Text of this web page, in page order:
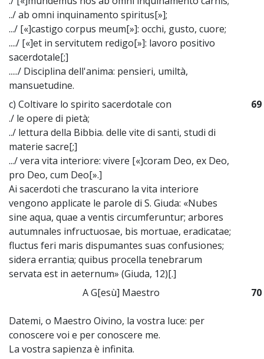
../ ab omni inquinamento spiritus[»];
.../ [«]castigo corpus meum[»]: occhi, gusto, cuore;
..../ [«]et in servitutem redigo[»]: lavoro positivo
sacerdotale[;]
...../ Disciplina dell'anima: pensieri, umiltà,
mansuetudine.
c) Coltivare lo spirito sacerdotale con
./ le opere di pietà;
../ lettura della Bibbia. delle vite di santi, studi di
materie sacre[;]
.../ vera vita interiore: vivere [«]coram Deo, ex Deo,
pro Deo, cum Deo[».]
Ai sacerdoti che trascurano la vita interiore
vengono applicate le parole di S. Giuda: «Nubes
sine aqua, quae a ventis circumferuntur; arbores
autumnales infructuosae, bis mortuae, eradicatae;
fluctus feri maris dispumantes suas confusiones;
sidera errantia; quibus procella tenebrarum
servata est in aeternum» (Giuda, 12)[.]
69
A G[esù] Maestro
Datemi, o Maestro Oivino, la vostra luce: per
conoscere voi e per conoscere me.
La vostra sapienza è infinita.
70